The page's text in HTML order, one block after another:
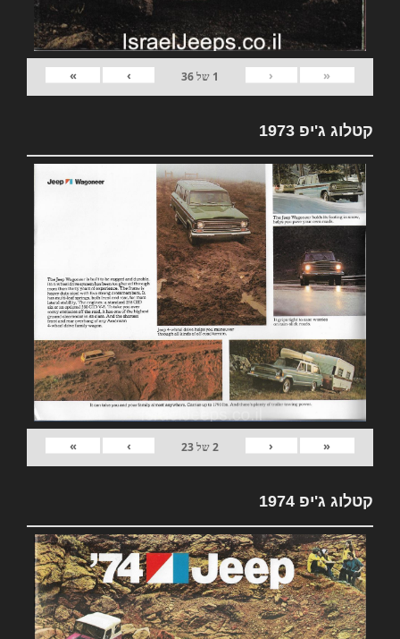
«
‹
1 של36
›
»
קטלוג ג'יפ 1973
«
‹
2של23
›
»
קטלוג ג'יפ 1974